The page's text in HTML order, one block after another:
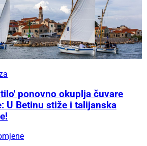
ponovno okuplja čuvare
U Betinu stiže i talijanska